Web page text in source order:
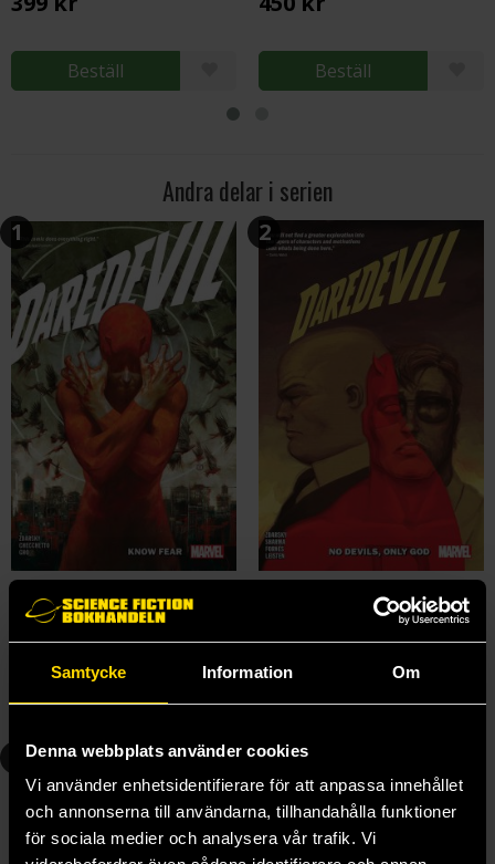
Samtycke Information Om
Denna webbplats använder cookies
Vi använder enhetsidentifierare för att anpassa innehållet
och annonserna till användarna, tillhandahålla funktioner
för sociala medier och analysera vår trafik. Vi
Beställ Beställ
Andra delar i serien
1
Chip Zdarsky
199 kr
2
199 kr
Längre leveranstid
5